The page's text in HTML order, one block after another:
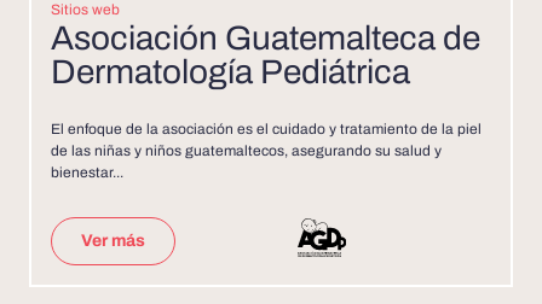
Sitios web
Asociación Guatemalteca de
Dermatología Pediátrica
El enfoque de la asociación es el cuidado y tratamiento de la piel
de las niñas y niños guatemaltecos, asegurando su salud y
bienestar...
Ver más